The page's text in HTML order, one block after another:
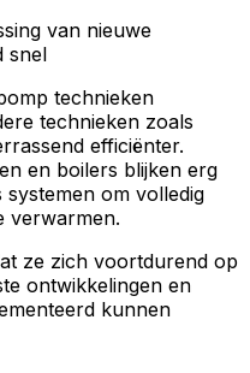
van nieuwe
snel
technieken
technieken zoals
efficiënter.
en boilers blijken erg
om volledig
verwarmen.
ze zich voortdurend op
ontwikkelingen en
kunnen